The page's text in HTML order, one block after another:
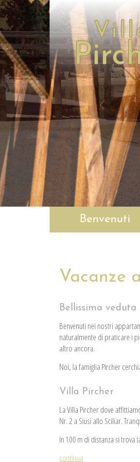
Benvenuti
Vacanze
Bellissima
Benvenuti nei nostri
naturalmente di praticare i
altro ancora.
Noi, la famiglia Pircher
Villa Pircher
La Villa Pircher dove
Nr. 2 a Siusi allo Sciliar.
In 100 m di distanza si trova
continua